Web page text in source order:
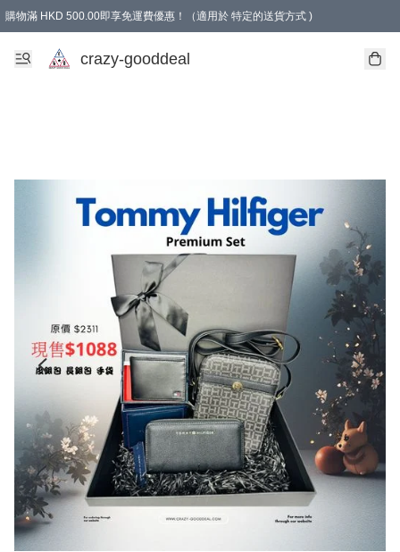
購物滿 HKD 500.00即享免運費優惠！（適用於 特定的送貨方式 )
成為會員可享免費禮品
crazy-gooddeal